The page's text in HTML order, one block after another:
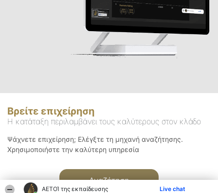
ΑΕΤΟΊ της εκπαίδευσης Live chat
Βρείτε επιχείρηση
Η κατάταξη περιλαμβάνει τους καλύτερους στον κλάδο
Ψάχνετε επιχείρηση; Ελέγξτε τη μηχανή αναζήτησης.
Χρησιμοποιήστε την καλύτερη υπηρεσία
Αναζήτηση